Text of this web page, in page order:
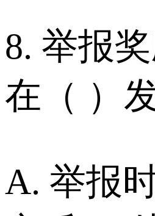
8. 举报
在（ ）
A. 举报